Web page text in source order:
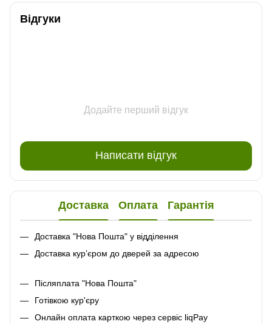
Відгуки
Додайте перший відгук
Написати відгук
Доставка Оплата Гарантія
Доставка "Нова Пошта" у відділення
Доставка кур’єром до дверей за адресою
Післяплата "Нова Пошта"
Готівкою кур'єру
Онлайн оплата карткою через сервіс liqPay